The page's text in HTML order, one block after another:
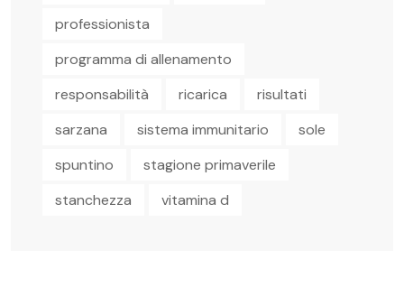
professionista
programma di allenamento
responsabilità
ricarica
risultati
sarzana
sistema immunitario
sole
spuntino
stagione primaverile
stanchezza
vitamina d